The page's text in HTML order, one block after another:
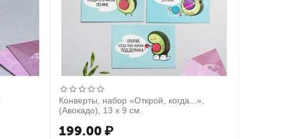
Конверты, набор «Открой, когда...»,
(Авокадо), 13 х 9 см.
199.00 ₽